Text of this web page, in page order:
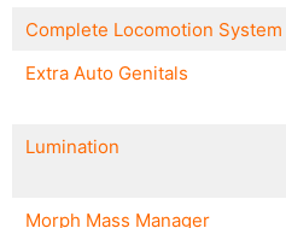
Complete Locomotion System
Extra Auto Genitals
Lumination
Morph Mass Manager